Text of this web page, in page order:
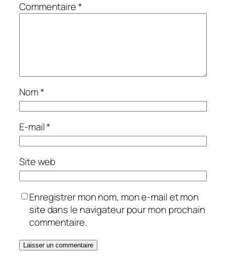
Commentaire*
Nom*
E-mail*
Site web
Enregistrer mon nom, mon e-mail et mon
site dans le navigateur pour mon prochain
commentaire.